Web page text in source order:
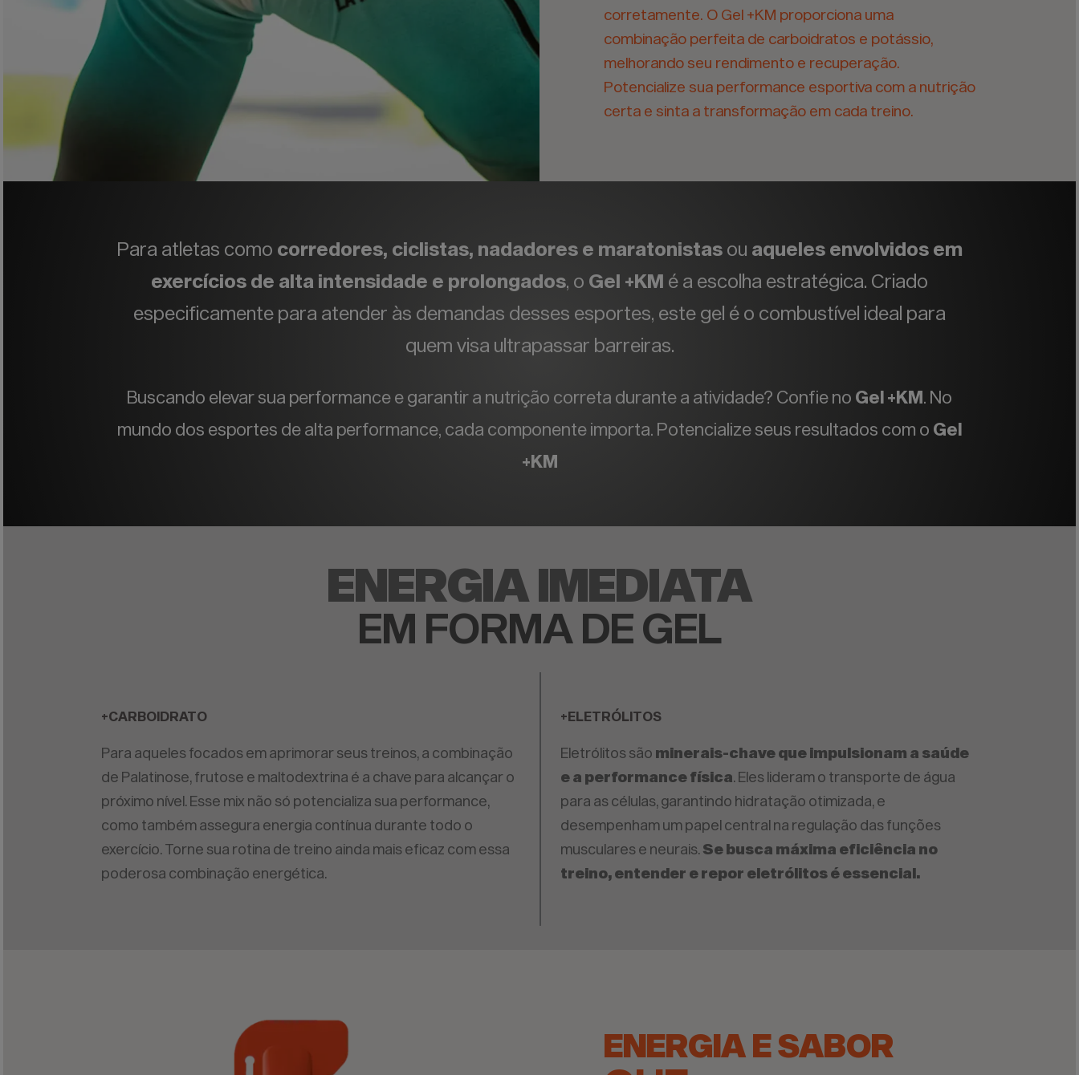
corretamente. O Gel +KM proporciona uma
combinação perfeita de carboidratos e potássio,
melhorando seu rendimento e recuperação.
Potencialize sua performance esportiva com a nutrição
certa e sinta a transformação em cada treino.
Para atletas como corredores, ciclistas, nadadores e maratonistasou aqueles envolvidos em
exercícios de alta intensidade e prolongados, o Gel +KM é a escolha estratégica. Criado
especificamente para atender às demandas desses esportes, este gel é o combustível ideal para
quem visa ultrapassar barreiras.
Buscando elevar sua performance e garantir a nutrição correta durante a atividade? Confie no Gel +KM . No
mundo dos esportes de alta performance, cada componente importa. Potencialize seus resultados com o Gel
+KM
ENERGIA IMEDIATA
EM FORMA DE GEL
+CARBOIDRATO
Para aqueles focados em aprimorar seus treinos, a combinação
de Palatinose, frutose e maltodextrina é a chave para alcançar o
próximo nível. Esse mix não só potencializa sua performance,
como também assegura energia contínua durante todo o
exercício. Torne sua rotina de treino ainda mais eficaz com essa
poderosa combinação energética.
+ELETRÓLITOS
Eletrólitos são minerais-chave que impulsionam a saúde
e a performance física. Eles lideram o transporte de água
para as células, garantindo hidratação otimizada, e
desempenham um papel central na regulação das funções
musculares e neurais.Se busca máxima eficiência no
treino, entender e repor eletrólitos é essencial.
ENERGIA E SABOR